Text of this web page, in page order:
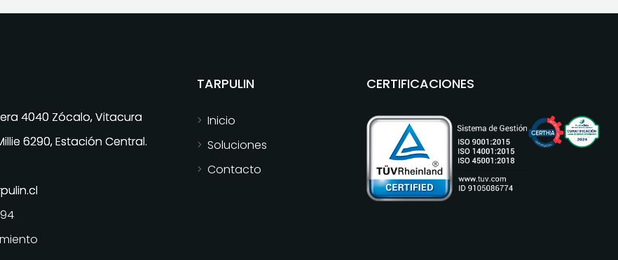
4040 Zócalo, Vitacura
6290, Estación Central.
TARPULIN
Inicio
Soluciones
Contacto
CERTIFICACIONES